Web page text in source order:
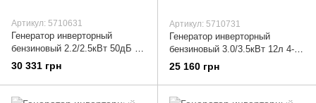
Артикул: 5710631
Генератор инверторный
бензиновый 2.2/2.5кВт 50дБ 4-
х тактный ручной запуск
SIGMA (5710631)
30 331 грн
Артикул: 5710731
Генератор инверторный
бензиновый 3.0/3.5кВт 12л 4-х
тактный ручной запуск SIGMA
(5710731)
25 160 грн